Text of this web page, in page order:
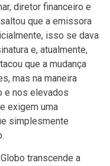
diretor financeiro e
que a emissora
isso se dava
e, atualmente,
que a mudança
mas na maneira
e nos elevados
exigem uma
simplesmente
transcende a